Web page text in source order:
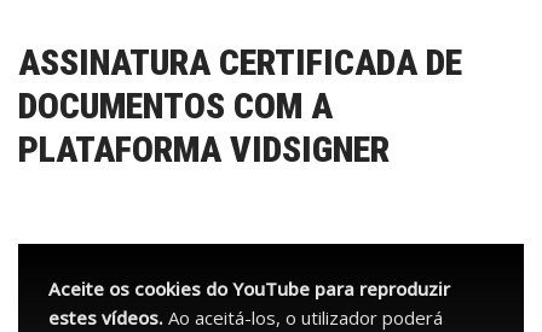
ASSINATURA CERTIFICADA DE
DOCUMENTOS COM A
PLATAFORMA VIDSIGNER
Aceite os cookies do YouTube para reproduzir
estes vídeos. Ao aceitá-los, o utilizador poderá